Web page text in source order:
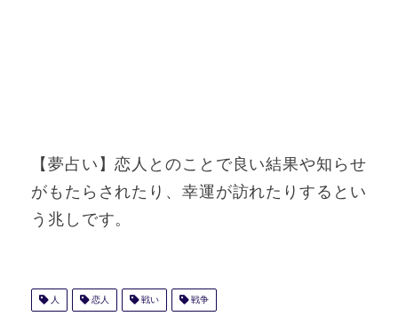
【夢占い】恋人とのことで良い結果や知らせ
がもたらされたり、幸運が訪れたりするとい
う兆しです。
人 恋人 戦い 戦争